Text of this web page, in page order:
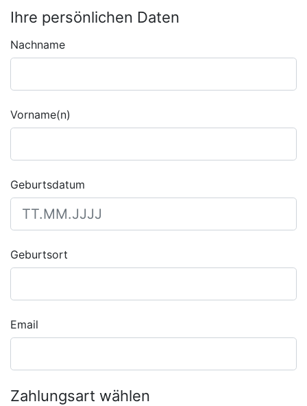
Ihre persönlichen Daten
Nachname
Vorname(n)
Geburtsdatum
Geburtsort
Email
Zahlungsart wählen